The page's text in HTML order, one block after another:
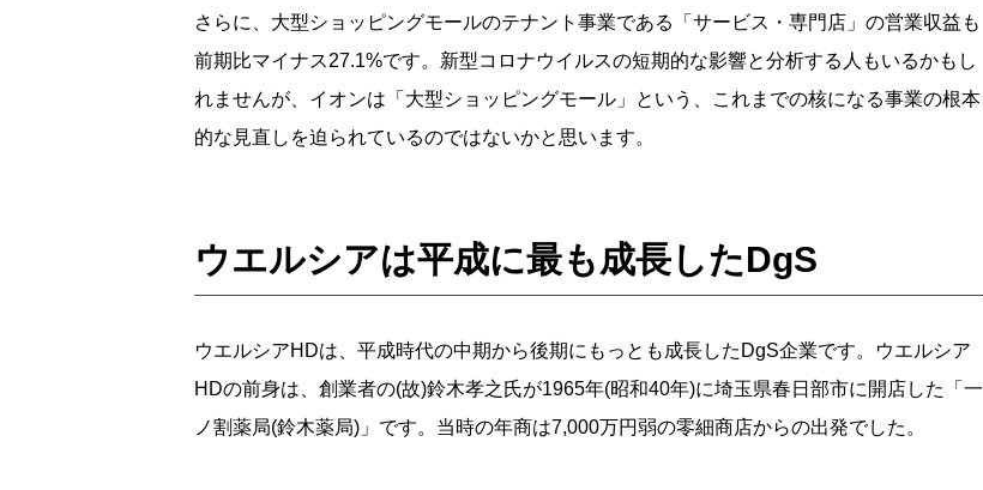
さらに、大型ショッピングモールのテナント事業である「サービス・専門店」の営業収益も
前期比マイナス27.1%です。新型コロナウイルスの短期的な影響と分析する人もいるかもし
れませんが、イオンは「大型ショッピングモール」という、これまでの核になる事業の根本
的な見直しを迫られているのではないかと思います。
ウエルシアは平成に最も成長したDgS
ウエルシアHDは、平成時代の中期から後期にもっとも成長したDgS企業です。ウエルシア
HDの前身は、創業者の(故)鈴木孝之氏が1965年(昭和40年)に埼玉県春日部市に開店した「一
ノ割薬局(鈴木薬局)」です。当時の年商は7,000万円弱の零細商店からの出発でした。